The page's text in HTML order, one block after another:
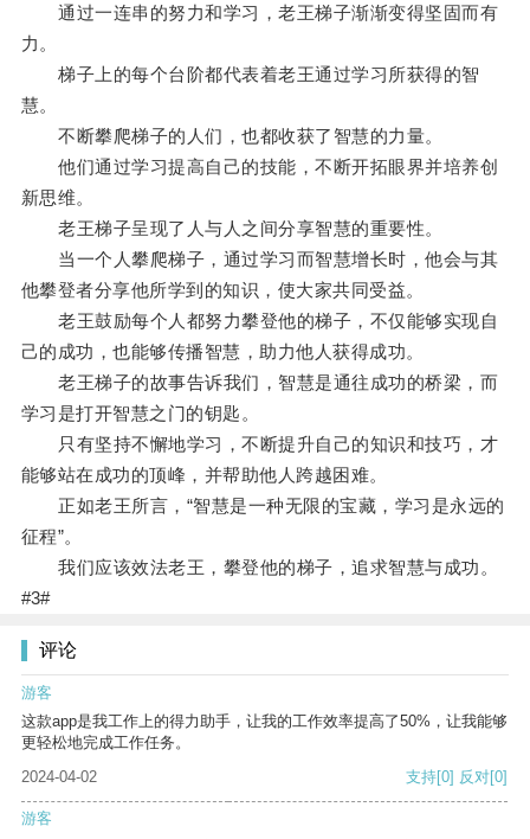
通过一连串的努力和学习，老王梯子渐渐变得坚固而有
力。
梯子上的每个台阶都代表着老王通过学习所获得的智
慧。
不断攀爬梯子的人们，也都收获了智慧的力量。
他们通过学习提高自己的技能，不断开拓眼界并培养创
新思维。
老王梯子呈现了人与人之间分享智慧的重要性。
当一个人攀爬梯子，通过学习而智慧增长时，他会与其
他攀登者分享他所学到的知识，使大家共同受益。
老王鼓励每个人都努力攀登他的梯子，不仅能够实现自
己的成功，也能够传播智慧，助力他人获得成功。
老王梯子的故事告诉我们，智慧是通往成功的桥梁，而
学习是打开智慧之门的钥匙。
只有坚持不懈地学习，不断提升自己的知识和技巧，才
能够站在成功的顶峰，并帮助他人跨越困难。
正如老王所言，“智慧是一种无限的宝藏，学习是永远的
征程”。
我们应该效法老王，攀登他的梯子，追求智慧与成功。
#3#
评论
游客
这款app是我工作上的得力助手，让我的工作效率提高了50%，让我能够
更轻松地完成工作任务。
2024-04-02
支持[0] 反对[0]
游客